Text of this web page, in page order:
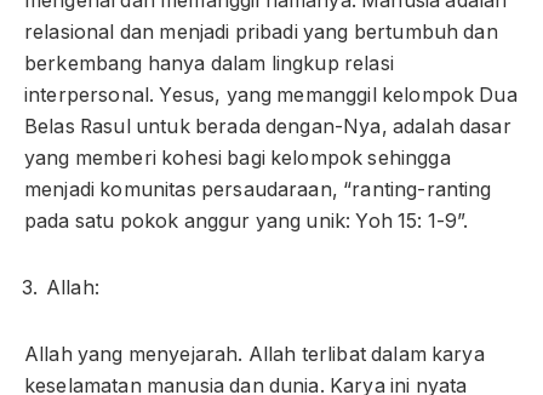
relasional dan menjadi pribadi yang bertumbuh dan
berkembang hanya dalam lingkup relasi
interpersonal. Yesus, yang memanggil kelompok Dua
Belas Rasul untuk berada dengan-Nya, adalah dasar
yang memberi kohesi bagi kelompok sehingga
menjadi komunitas persaudaraan, “ranting-ranting
pada satu pokok anggur yang unik: Yoh 15: 1-9”.
Allah:
Allah yang menyejarah. Allah terlibat dalam karya
keselamatan manusia dan dunia. Karya ini nyata